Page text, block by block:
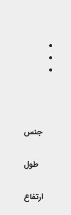
جنس
طول
ارتفاع